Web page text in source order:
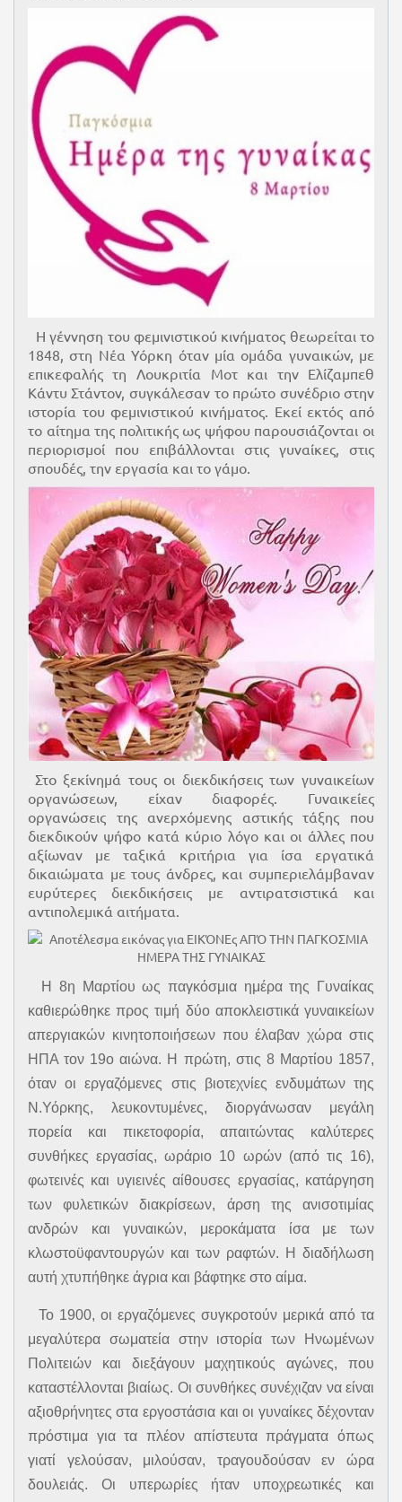
Η γέννηση του φεμινιστικού κινήματος θεωρείται το
1848, στη Νέα Υόρκη όταν μία ομάδα γυναικών, με
επικεφαλής τη Λουκριτία Μοτ και την Ελίζαμπεθ
Κάντυ Στάντον, συγκάλεσαν το πρώτο συνέδριο στην
ιστορία του φεμινιστικού κινήματος. Εκεί εκτός από
το αίτημα της πολιτικής ως ψήφου παρουσιάζονται οι
περιορισμοί που επιβάλλονται στις γυναίκες, στις
σπουδές, την εργασία και το γάμο.
Στο ξεκίνημά τους οι διεκδικήσεις των γυναικείων
οργανώσεων, είχαν διαφορές. Γυναικείες
οργανώσεις της ανερχόμενης αστικής τάξης που
διεκδικούν ψήφο κατά κύριο λόγο και οι άλλες που
αξίωναν με ταξικά κριτήρια για ίσα εργατικά
δικαιώματα με τους άνδρες, και συμπεριελάμβαναν
ευρύτερες διεκδικήσεις με αντιρατσιστικά και
αντιπολεμικά αιτήματα.
Η 8η Μαρτίου ως παγκόσμια ημέρα της Γυναίκας
καθιερώθηκε προς τιμή δύο αποκλειστικά γυναικείων
απεργιακών κινητοποιήσεων που έλαβαν χώρα στις
ΗΠΑ τον 19ο αιώνα. Η πρώτη, στις 8 Μαρτίου 1857,
όταν οι εργαζόμενες στις βιοτεχνίες ενδυμάτων της
Ν.Υόρκης, λευκοντυμένες, διοργάνωσαν μεγάλη
πορεία και πικετοφορία, απαιτώντας καλύτερες
συνθήκες εργασίας, ωράριο 10 ωρών (από τις 16),
φωτεινές και υγιεινές αίθουσες εργασίας, κατάργηση
των φυλετικών διακρίσεων, άρση της ανισοτιμίας
ανδρών και γυναικών, μεροκάματα ίσα με των
κλωστοϋφαντουργών και των ραφτών. Η διαδήλωση
αυτή χτυπήθηκε άγρια και βάφτηκε στο αίμα.
Το 1900, οι εργαζόμενες συγκροτούν μερικά από τα
μεγαλύτερα σωματεία στην ιστορία των Ηνωμένων
Πολιτειών και διεξάγουν μαχητικούς αγώνες, που
καταστέλλονται βιαίως. Οι συνθήκες συνέχιζαν να είναι
αξιοθρήνητες στα εργοστάσια και οι γυναίκες δέχονταν
πρόστιμα για τα πλέον απίστευτα πράγματα όπως
γιατί γελούσαν, μιλούσαν, τραγουδούσαν εν ώρα
δουλειάς. Οι υπερωρίες ήταν υποχρεωτικές και